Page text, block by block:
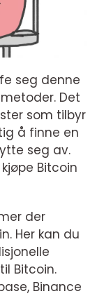
seg denne
Det
som tilbyr
å finne en
seg av.
Bitcoin
der
Her kan du
Bitcoin.
Binance